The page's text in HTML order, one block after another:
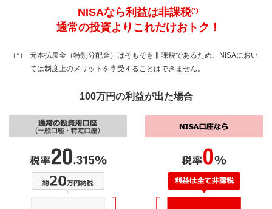
NISAなら利益は非課税(*)
通常の投資よりこれだけおトク！
元本払戻金（特別分配金）はそもそも非課税であるため、NISAにおい
ては制度上のメリットを享受することはできません。
100万円の利益が出た場合